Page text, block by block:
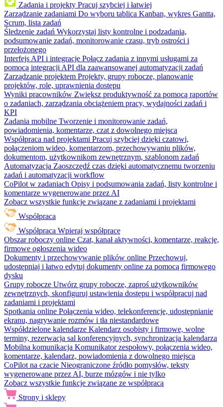
Zadania i projekty Pracuj szybciej i łatwiej
Zarządzanie zadaniami Do wyboru tablica Kanban, wykres Gantta,
Scrum, lista zadań
Śledzenie zadań Wykorzystaj listy kontrolne i podzadania,
podsumowanie zadań, monitorowanie czasu, tryb ostrości i
przełożonego
Interfejs API i integracje Połącz zadania z innymi usługami za
pomocą integracji API dla zaawansowanej automatyzacji zadań
Zarządzanie projektem Projekty, grupy robocze, planowanie
projektów, role, uprawnienia dostępu
Wyniki pracowników Zwiększ produktywność za pomocą raportów
o zadaniach, zarządzania obciążeniem pracy, wydajności zadań i
KPI
Zadania mobilne Tworzenie i monitorowanie zadań,
powiadomienia, komentarze, czat z dowolnego miejsca
Współpraca nad projektami Pracuj szybciej dzięki czatowi,
połączeniom wideo, komentarzom, przechowywaniu plików,
dokumentom, użytkownikom zewnętrznym, szablonom zadań
Automatyzacja Zaoszczędź czas dzięki automatycznemu tworzeniu
zadań i automatyzacji workflow
CoPilot w zadaniach Opisy i podsumowania zadań, listy kontrolne i
komentarze wygenerowane przez AI
Zobacz wszystkie funkcje związane z zadaniami i projektami
Współpraca
Współpraca Wpieraj współpracę
Obszar roboczy online Czat, kanał aktywności, komentarze, reakcje,
firmowe ogłoszenia wideo
Dokumenty i przechowywanie plików online Przechowuj,
udostępniaj i łatwo edytuj dokumenty online za pomocą firmowego
dysku
Grupy robocze Utwórz grupy robocze, zaproś użytkowników
zewnętrznych, skonfiguruj ustawienia dostępu i współpracuj nad
zadaniami i projektami
Spotkania online Połączenia wideo, telekonferencje, udostępnianie
ekranu, nagrywanie rozmów i tła niestandardowe
Współdzielone kalendarze Kalendarz osobisty i firmowe, wolne
terminy, rezerwacja sal konferencyjnych, synchronizacja kalendarza
Mobilna komunikacja Komunikator zespołowy, połączenia wideo,
komentarze, kalendarz, powiadomienia z dowolnego miejsca
CoPilot na czacie Nieograniczone źródło pomysłów, teksty
wygenerowane przez AI, burze mózgów i nie tylko
Zobacz wszystkie funkcje związane ze współpracą
Strony i sklepy